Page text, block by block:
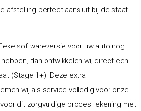
afstelling perfect aansluit bij de staat
softwareversie voor uw auto nog
dan ontwikkelen wij direct een
(Stage 1+). Deze extra
wij als service volledig voor onze
dit zorgvuldige proces rekening met